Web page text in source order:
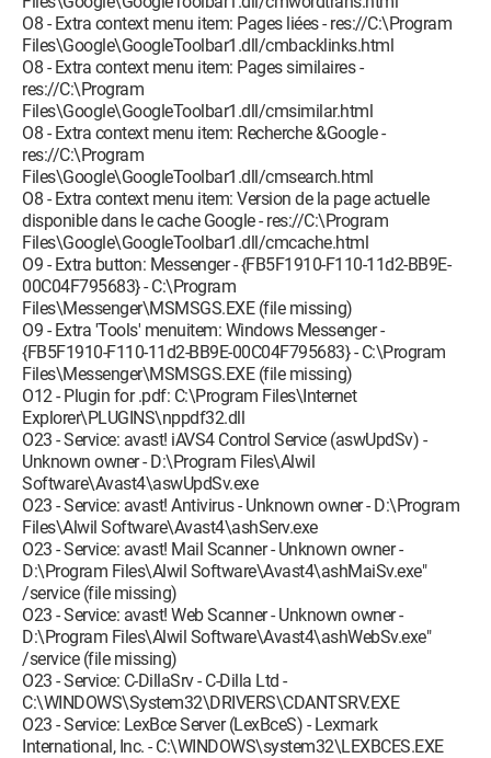
O8 - Extra context menu item: Pages liées - res://C:\Program
Files\Google\GoogleToolbar1.dll/cmbacklinks.html
O8 - Extra context menu item: Pages similaires -
res://C:\Program
Files\Google\GoogleToolbar1.dll/cmsimilar.html
O8 - Extra context menu item: Recherche &Google -
res://C:\Program
Files\Google\GoogleToolbar1.dll/cmsearch.html
O8 - Extra context menu item: Version de la page actuelle
disponible dans le cache Google - res://C:\Program
Files\Google\GoogleToolbar1.dll/cmcache.html
O9 - Extra button: Messenger - {FB5F1910-F110-11d2-BB9E-
00C04F795683} - C:\Program
Files\Messenger\MSMSGS.EXE (file missing)
O9 - Extra 'Tools' menuitem: Windows Messenger -
{FB5F1910-F110-11d2-BB9E-00C04F795683} - C:\Program
Files\Messenger\MSMSGS.EXE (file missing)
O12 - Plugin for .pdf: C:\Program Files\Internet
Explorer\PLUGINS\nppdf32.dll
O23 - Service: avast! iAVS4 Control Service (aswUpdSv) -
Unknown owner - D:\Program Files\Alwil
Software\Avast4\aswUpdSv.exe
O23 - Service: avast! Antivirus - Unknown owner - D:\Program
Files\Alwil Software\Avast4\ashServ.exe
O23 - Service: avast! Mail Scanner - Unknown owner -
D:\Program Files\Alwil Software\Avast4\ashMaiSv.exe"
/service (file missing)
O23 - Service: avast! Web Scanner - Unknown owner -
D:\Program Files\Alwil Software\Avast4\ashWebSv.exe"
/service (file missing)
O23 - Service: C-DillaSrv - C-Dilla Ltd -
C:\WINDOWS\System32\DRIVERS\CDANTSRV.EXE
O23 - Service: LexBce Server (LexBceS) - Lexmark
International, Inc. - C:\WINDOWS\system32\LEXBCES.EXE